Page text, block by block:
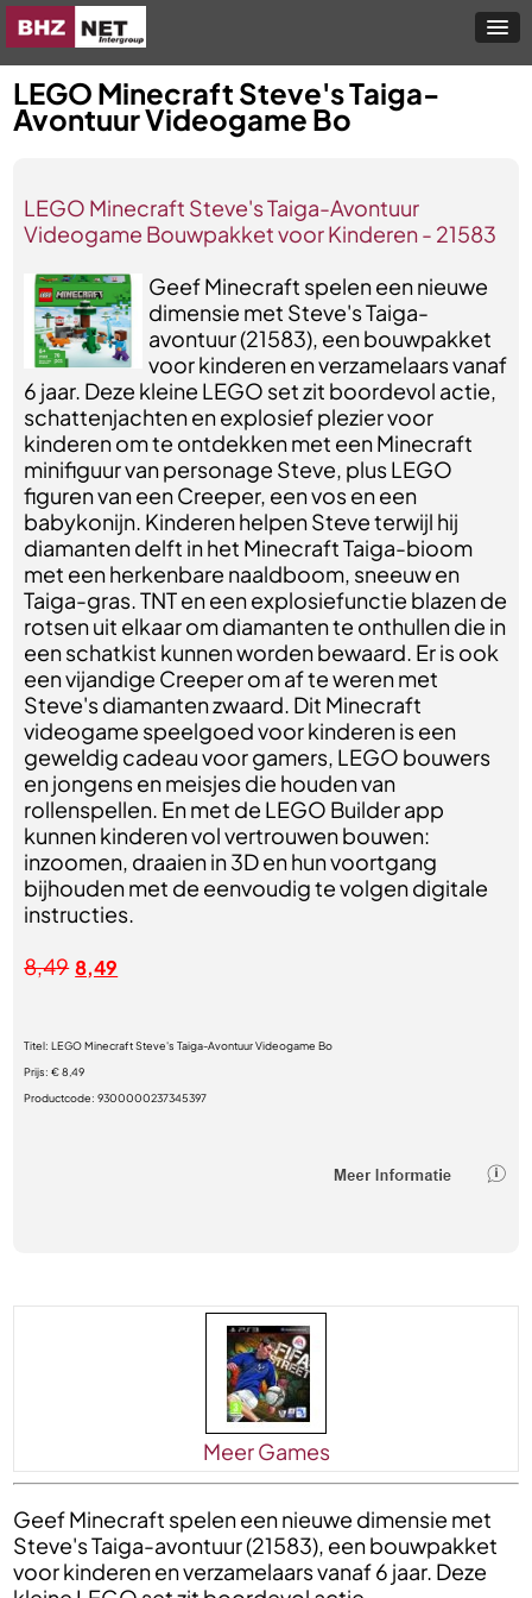
LEGO Minecraft Steve's Taiga-
Avontuur Videogame Bo
LEGO Minecraft Steve's Taiga-Avontuur
Videogame Bouwpakket voor Kinderen - 21583
Geef Minecraft spelen een nieuwe
dimensie met Steve's Taiga-
avontuur (21583), een bouwpakket
voor kinderen en verzamelaars vanaf
6 jaar. Deze kleine LEGO set zit boordevol actie,
schattenjachten en explosief plezier voor
kinderen om te ontdekken met een Minecraft
minifiguur van personage Steve, plus LEGO
figuren van een Creeper, een vos en een
babykonijn. Kinderen helpen Steve terwijl hij
diamanten delft in het Minecraft Taiga-bioom
met een herkenbare naaldboom, sneeuw en
Taiga-gras. TNT en een explosiefunctie blazen de
rotsen uit elkaar om diamanten te onthullen die in
een schatkist kunnen worden bewaard. Er is ook
een vijandige Creeper om af te weren met
Steve's diamanten zwaard. Dit Minecraft
videogame speelgoed voor kinderen is een
geweldig cadeau voor gamers, LEGO bouwers
en jongens en meisjes die houden van
rollenspellen. En met de LEGO Builder app
kunnen kinderen vol vertrouwen bouwen:
inzoomen, draaien in 3D en hun voortgang
bijhouden met de eenvoudig te volgen digitale
instructies.
8,49 8,49
Titel:LEGO Minecraft Steve's Taiga-Avontuur Videogame Bo
Prijs:€ 8,49
Productcode:9300000237345397
Meer Games
Geef Minecraft spelen een nieuwe dimensie met
Steve's Taiga-avontuur (21583), een bouwpakket
voor kinderen en verzamelaars vanaf 6 jaar. Deze